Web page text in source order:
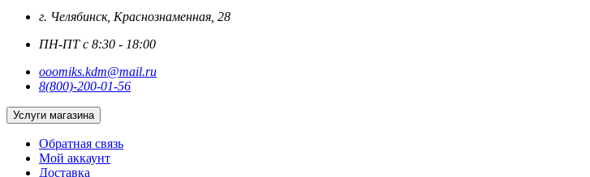
г. Челябинск, Краснознаменная, 28
ПН-ПТ с 8:30 - 18:00
ooomiks.kdm@mail.ru
8(800)-200-01-56
Услуги магазина
Обратная связь
Мой аккаунт
Доставка